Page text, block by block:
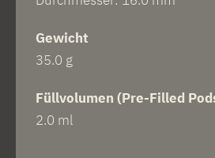
Gewicht
35.0 g
Füllvolumen (Pre-Filled
2.0 ml